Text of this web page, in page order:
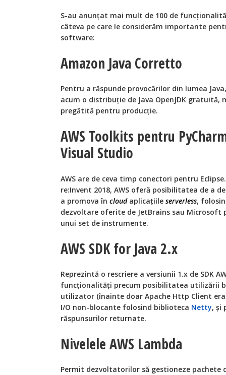
S-au anunțat mai mult de 100 de
câteva pe care le considerăm importante
software:
Amazon Java Corretto
Pentru a răspunde provocărilor din lumea
acum o distribuție de Java OpenJDK
pregătită pentru producție.
AWS Toolkits pentru
Visual Studio
AWS are de ceva timp conectori pentru
re:Invent 2018, AWS oferă posibilitatea de a
a promova în cloudaplicațiile serverless,
dezvoltare oferite de JetBrains sau Microsoft
unui set de instrumente.
AWS SDK for Java 2.x
Reprezintă o rescriere a versiunii 1.x de SDK
funcționalități precum posibilitatea utilizării
utilizator (înainte doar Apache Http Client
I/O non-blocante folosind biblioteca Netty, și
răspunsurilor returnate.
Nivelele AWS Lambda
Permit dezvoltatorilor să gestioneze pachete